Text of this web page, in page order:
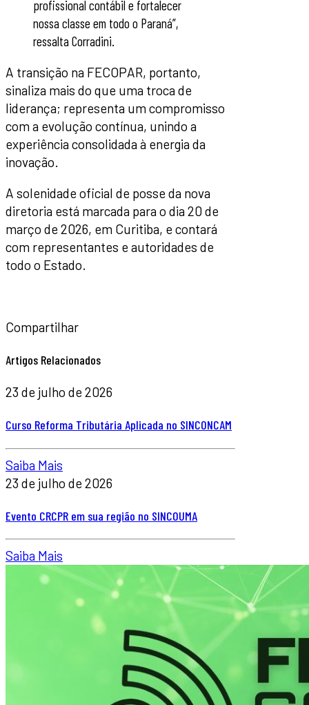
profissional contábil e fortalecer
nossa classe em todo o Paraná”,
ressalta Corradini.
A transição na FECOPAR, portanto,
sinaliza mais do que uma troca de
liderança; representa um compromisso
com a evolução contínua, unindo a
experiência consolidada à energia da
inovação.
A solenidade oficial de posse da nova
diretoria está marcada para o dia 20 de
março de 2026, em Curitiba, e contará
com representantes e autoridades de
todo o Estado.
Compartilhar
Artigos Relacionados
23 de julho de 2026
Curso Reforma Tributária Aplicada no SINCONCAM
Saiba Mais
23 de julho de 2026
Evento CRCPR em sua região no SINCOUMA
Saiba Mais